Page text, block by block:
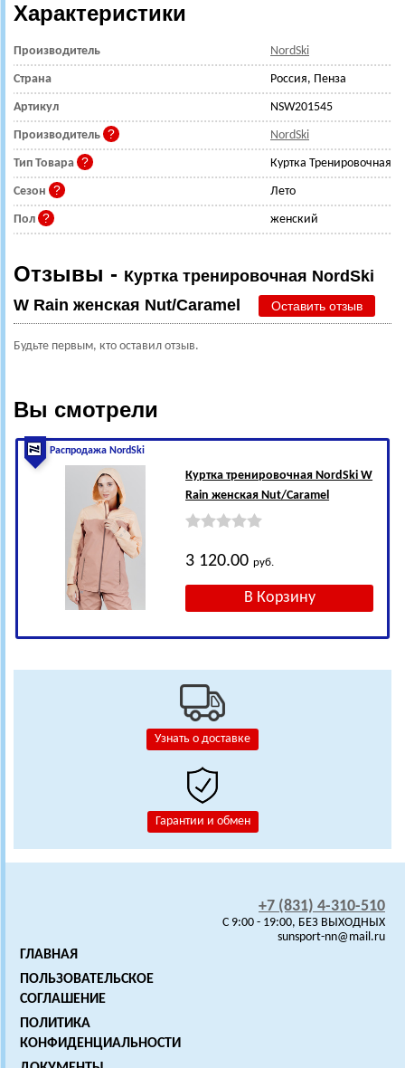
Узнать о доставке
Гарантии и обмен
Характеристики
Производитель NordSki
Страна Россия, Пенза
Артикул NSW201545
Производитель NordSki
Тип Товара Куртка Тренировочная
Сезон Лето
Пол женский
Отзывы - Куртка тренировочная NordSki
W Rain женская Nut/Caramel
Оставить отзыв
Будьте первым, кто оставил отзыв.
Вы смотрели
Распродажа NordSki
Куртка тренировочная NordSki W
Rain женская Nut/Caramel
3 120.00руб.
+7 (831) 4-310-510
C 9:00 - 19:00, БЕЗ ВЫХОДНЫХ
sunsport-nn@mail.ru
ГЛАВНАЯ
ПОЛЬЗОВАТЕЛЬСКОЕ
СОГЛАШЕНИЕ
ПОЛИТИКА
КОНФИДЕНЦИАЛЬНОСТИ